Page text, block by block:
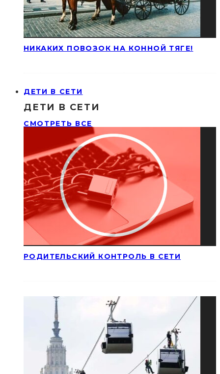
НИКАКИХ ПОВОЗОК НА КОННОЙ ТЯГЕ!
ДЕТИ В СЕТИ
ДЕТИ В СЕТИ
СМОТРЕТЬ ВСЕ
РОДИТЕЛЬСКИЙ КОНТРОЛЬ В СЕТИ